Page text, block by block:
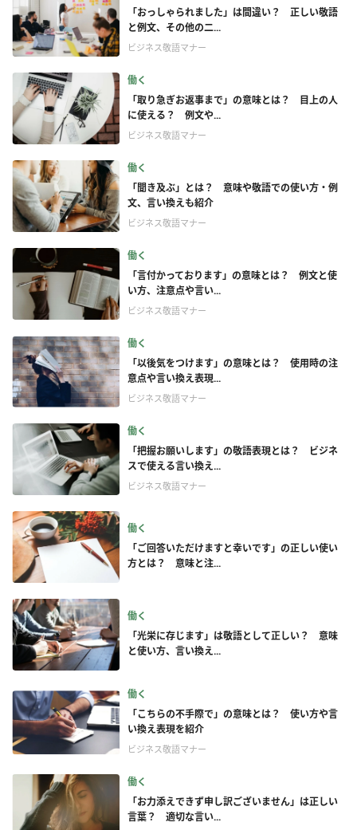
「おっしゃられました」は間違い？ 正しい敬語
と例文、その他の二...
ビジネス敬語マナー
働く
「取り急ぎお返事まで」の意味とは？ 目上の人
に使える？ 例文や...
ビジネス敬語マナー
働く
「聞き及ぶ」とは？ 意味や敬語での使い方・例
文、言い換えも紹介
ビジネス敬語マナー
働く
「言付かっております」の意味とは？ 例文と使
い方、注意点や言い...
ビジネス敬語マナー
働く
「以後気をつけます」の意味とは？ 使用時の注
意点や言い換え表現...
ビジネス敬語マナー
働く
「把握お願いします」の敬語表現とは？ ビジネ
スで使える言い換え...
ビジネス敬語マナー
働く
「ご回答いただけますと幸いです」の正しい使い
方とは？ 意味と注...
働く
「光栄に存じます」は敬語として正しい？ 意味
と使い方、言い換え...
働く
「こちらの不手際で」の意味とは？ 使い方や言
い換え表現を紹介
ビジネス敬語マナー
働く
「お力添えできず申し訳ございません」は正しい
言葉？ 適切な言い...